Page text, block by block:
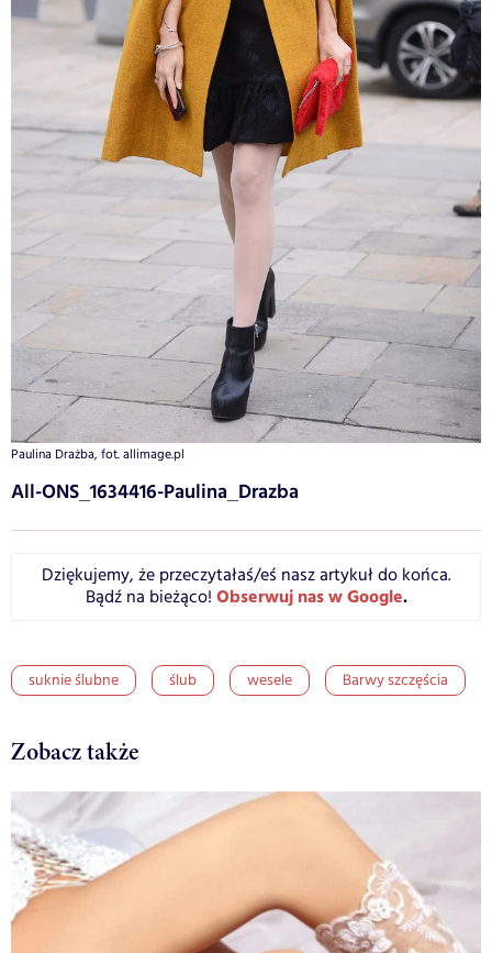
Paulina Drażba, fot. allimage.pl
All-ONS_1634416-Paulina_Drazba
Dziękujemy, że przeczytałaś/eś nasz artykuł do końca.
Bądź na bieżąco! Obserwuj nas w Google.
suknie ślubne ślub wesele Barwy szczęścia
Zobacz także